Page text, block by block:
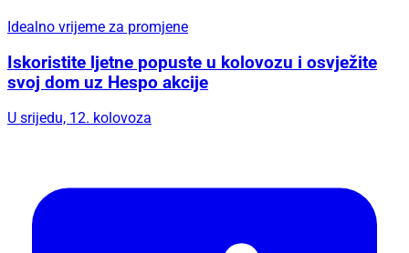
Idealno vrijeme za promjene
Iskoristite ljetne popuste u kolovozu i osvježite
svoj dom uz Hespo akcije
U srijedu, 12. kolovoza